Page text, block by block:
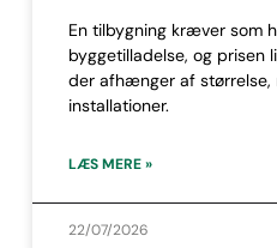
En tilbygning kræver som
byggetilladelse, og
der afhænger af størrelse,
installationer.
LÆS MERE »
22/07/2026